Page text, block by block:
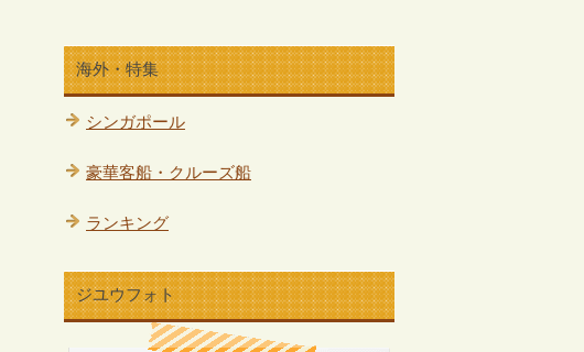
海外・特集
シンガポール
豪華客船・クルーズ船
ランキング
ジユウフォト